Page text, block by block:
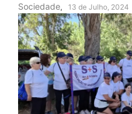
Sociedade, 13 de Julho, 2024